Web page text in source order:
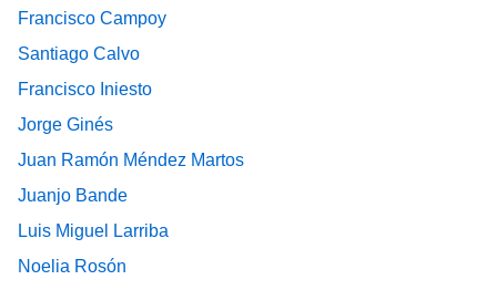
Francisco Campoy
Santiago Calvo
Francisco Iniesto
Jorge Ginés
Juan Ramón Méndez Martos
Juanjo Bande
Luis Miguel Larriba
Noelia Rosón